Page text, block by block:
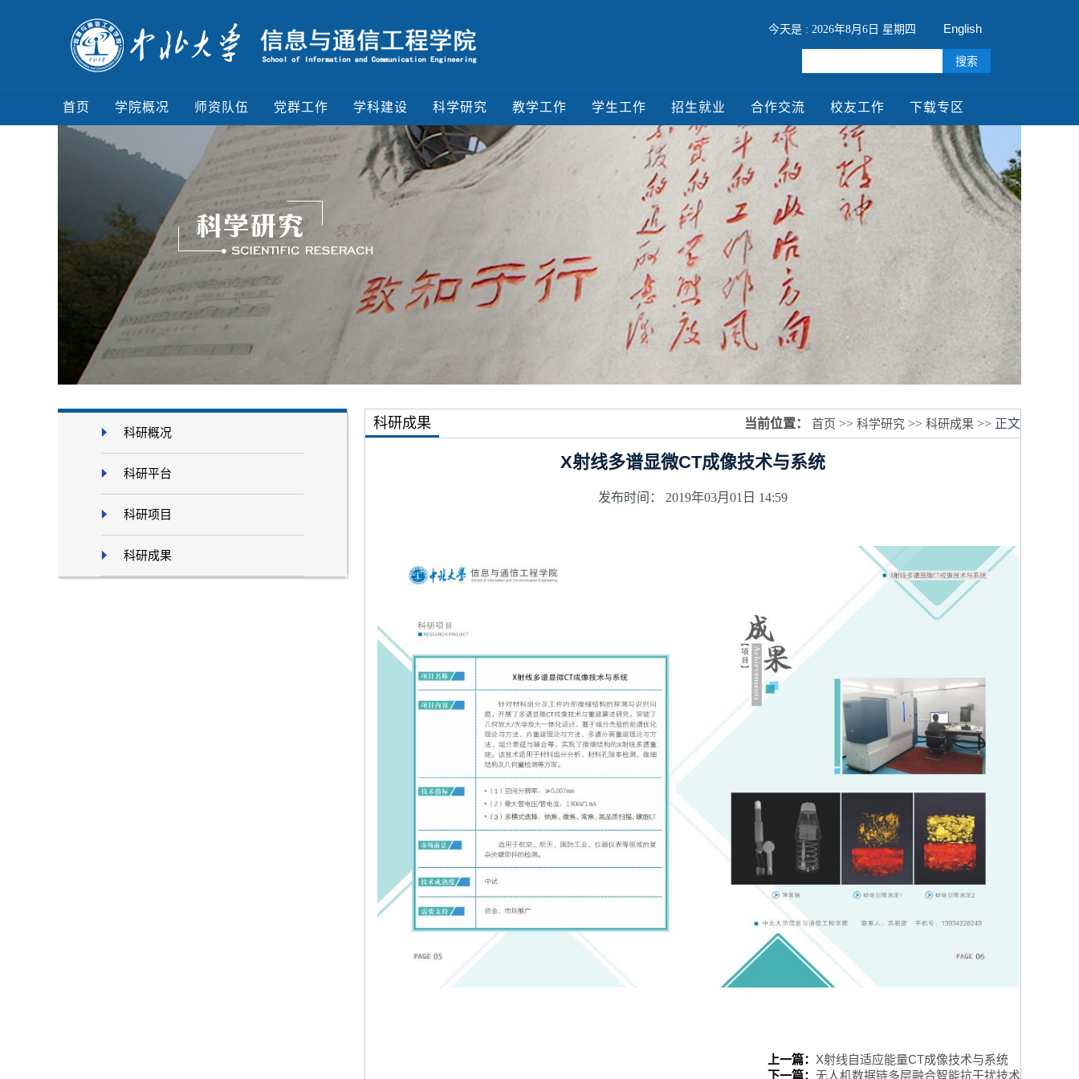
今天是 : 2026年8月6日 星期四 English
首页 学院概况 师资队伍 党群工作 学科建设 科学研究 教学工作 学生工作 招生就业 合作交流 校友工作 下载专区
科研概况
科研平台
科研项目
科研成果
科研成果 当前位置： 首页 >> 科学研究 >> 科研成果 >> 正文
X射线多谱显微CT成像技术与系统
发布时间： 2019年03月01日 14:59
上一篇： X射线自适应能量CT成像技术与系统
下一篇： 无人机数据链多层融合智能抗干扰技术